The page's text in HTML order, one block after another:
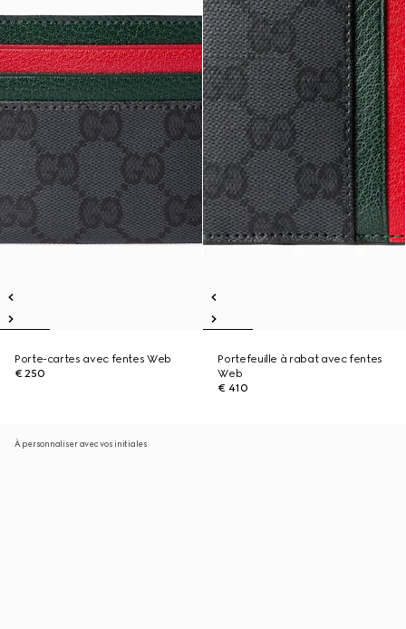
Porte-cartes avec fentes Web
€ 250
Portefeuille à rabat avec fentes
Web
€ 410
À personnaliser avec vos initiales